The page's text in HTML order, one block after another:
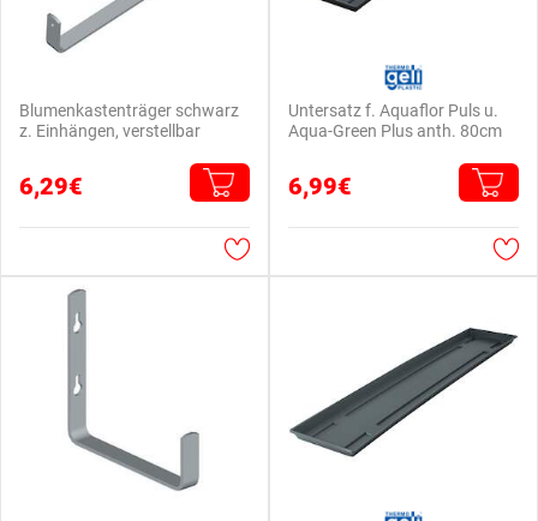
Blumenkastenträger schwarz
z. Einhängen, verstellbar
6,29€
Untersatz f. Aquaflor Puls u.
Aqua-Green Plus anth. 80cm
6,99€